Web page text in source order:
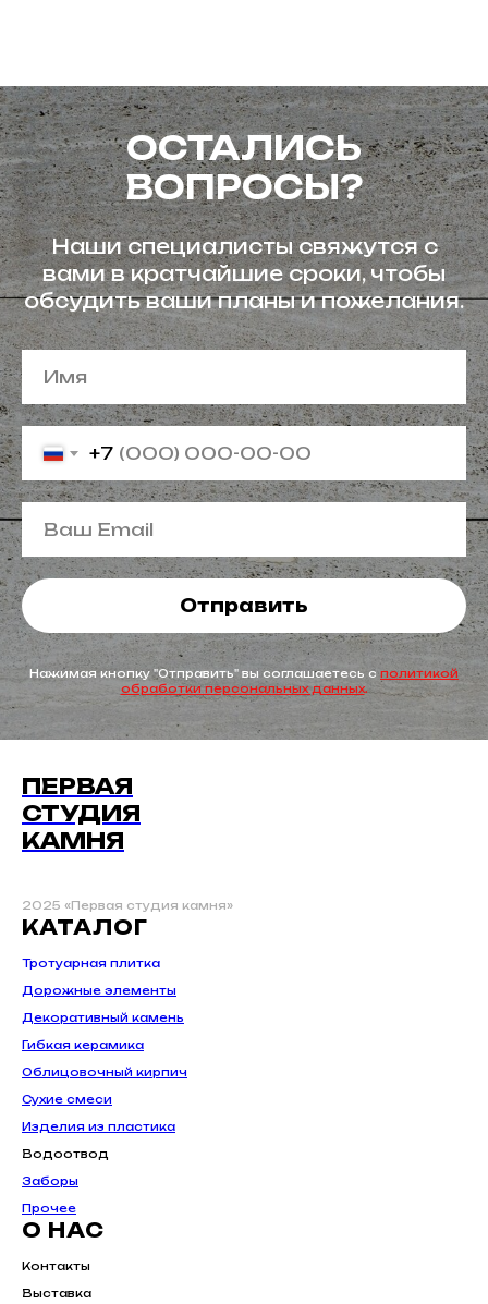
ОСТАЛИСЬ
ВОПРОСЫ?
Наши специалисты свяжутся с
вами в кратчайшие сроки, чтобы
обсудить ваши планы и пожелания.
+7
Отправить
Нажимая кнопку "Отправить" вы соглашаетесь с политикой
обработки персональных данных.
ПЕРВАЯ
СТУДИЯ
КАМНЯ
2025 «Первая студия камня»
КАТАЛОГ
Тротуарная плитка
Дорожные элементы
Декоративный камень
Гибкая керамика
Облицовочный кирпич
Сухие смеси
Изделия из пластика
Водоотвод
Заборы
Прочее
О НАС
Контакты
Выставка